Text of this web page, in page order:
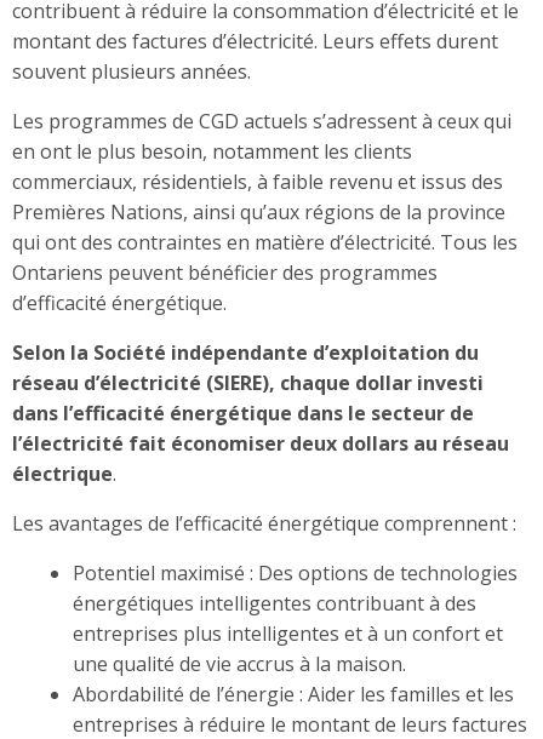
contribuent à réduire la consommation d’électricité et le
montant des factures d’électricité. Leurs effets durent
souvent plusieurs années.
Les programmes de CGD actuels s’adressent à ceux qui
en ont le plus besoin, notamment les clients
commerciaux, résidentiels, à faible revenu et issus des
Premières Nations, ainsi qu’aux régions de la province
qui ont des contraintes en matière d’électricité. Tous les
Ontariens peuvent bénéficier des programmes
d’efficacité énergétique.
Selon la Société indépendante d’exploitation du
réseau d’électricité (SIERE), chaque dollar investi
dans l’efficacité énergétique dans le secteur de
l’électricité fait économiser deux dollars au réseau
électrique.
Les avantages de l’efficacité énergétique comprennent :
Potentiel maximisé : Des options de technologies
énergétiques intelligentes contribuant à des
entreprises plus intelligentes et à un confort et
une qualité de vie accrus à la maison.
Abordabilité de l’énergie : Aider les familles et les
entreprises à réduire le montant de leurs factures